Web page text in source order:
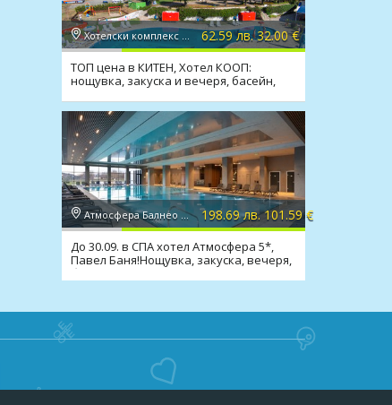
Хотелски комплекс КООП 2*, Китен 62.59 лв. 32.00 €
ТОП цена в КИТЕН, Хотел КООП:
нощувка, закуска и вечеря, басейн,
Атмосфера Балнео Хотел и СПА 5*, Павел баня 198.69 лв. 101.59 €
До 30.09. в СПА хотел Атмосфера 5*,
Павел Баня!Нощувка, закуска, вечеря,
басейн, Аквапарк